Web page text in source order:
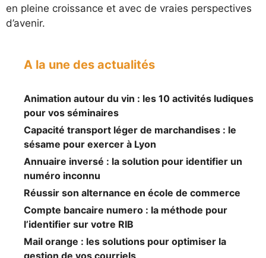
en pleine croissance et avec de vraies perspectives
d’avenir.
A la une des actualités
Animation autour du vin : les 10 activités ludiques
pour vos séminaires
Capacité transport léger de marchandises : le
sésame pour exercer à Lyon
Annuaire inversé : la solution pour identifier un
numéro inconnu
Réussir son alternance en école de commerce
Compte bancaire numero : la méthode pour
l’identifier sur votre RIB
Mail orange : les solutions pour optimiser la
gestion de vos courriels